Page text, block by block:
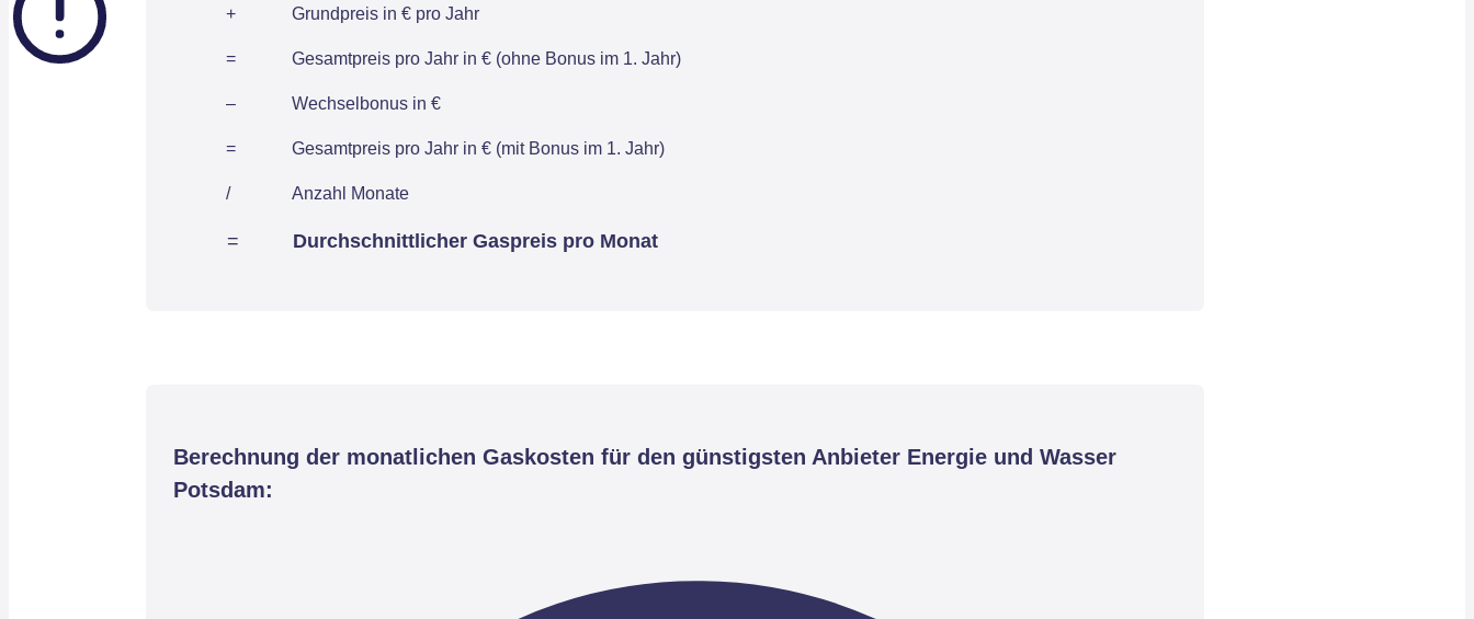
+ Grundpreis in € pro Jahr
= Gesamtpreis pro Jahr in € (ohne Bonus im 1. Jahr)
– Wechselbonus in €
= Gesamtpreis pro Jahr in € (mit Bonus im 1. Jahr)
/ Anzahl Monate
= Durchschnittlicher Gaspreis pro Monat
Berechnung der monatlichen Gaskosten für den günstigsten Anbieter Energie und Wasser
Potsdam: